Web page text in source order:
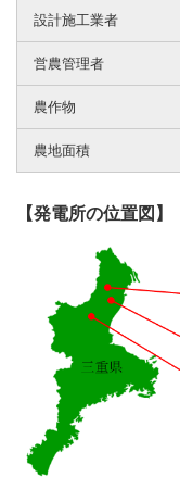
設計施工業者
営農管理者
農作物
農地面積
【発電所の位置図】